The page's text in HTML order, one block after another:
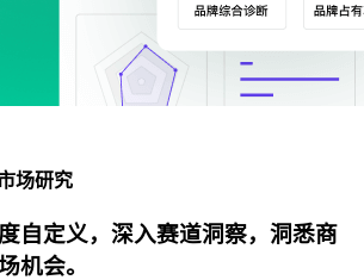
场研究
自定义，深入赛道洞察，洞悉商
机会。